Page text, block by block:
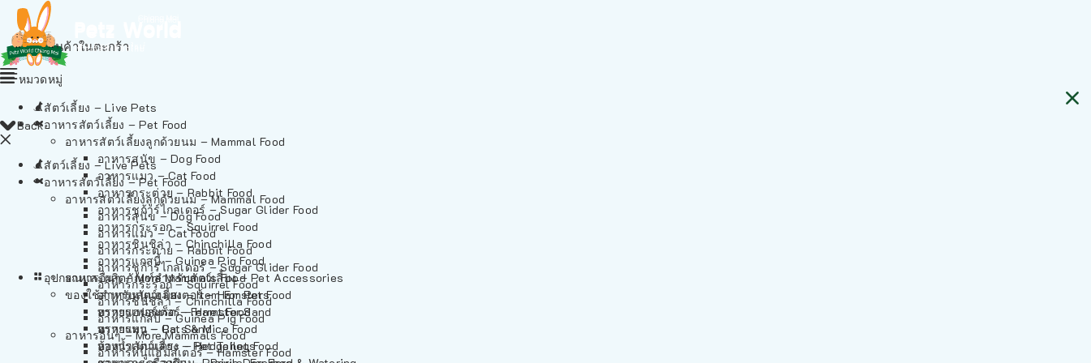
ไม่มีสินค้าในตะกร้า
Back
สัตว์เลี้ยง – Live Pets
อาหารสัตว์เลี้ยง – Pet Food
อาหารสัตว์เลี้ยงลูกด้วยนม – Mammal Food
อาหารสุนัข – Dog Food
อาหารแมว – Cat Food
อาหารกระต่าย – Rabbit Food
อาหารชูก้าร์ไกลเดอร์ – Sugar Glider Food
อาหารกระรอก – Squirrel Food
อาหารชินชิล่า – Chinchilla Food
อาหารแกสบี้ – Guinea Pig Food
อาหารอื่นๆ – More Mammals Food
อาหารหนูแฮมสเตอร์ – Hamster Food
หมวดหมู่
สัตว์เลี้ยง – Live Pets
อาหารสัตว์เลี้ยง – Pet Food
อาหารสัตว์เลี้ยงลูกด้วยนม – Mammal Food
อาหารสุนัข – Dog Food
อาหารแมว – Cat Food
อาหารกระต่าย – Rabbit Food
อาหารชูก้าร์ไกลเดอร์ – Sugar Glider Food
อาหารกระรอก – Squirrel Food
อาหารชินชิล่า – Chinchilla Food
อาหารแกสบี้ – Guinea Pig Food
อาหารอื่นๆ – More Mammals Food
อาหารหนูแฮมสเตอร์ – Hamster Food
อาหารเฟอร์เร็ต – Ferret Food
อาหารหนู – Rats & Mice Food
อาหารเม่นแคระ – Hedgehog Food
อุปกรณและผลิตภัณฑ์สำหรับสัตว์เลี้ยง – Pet Accessories
ของใช้สำหรับสัตว์เลี้ยง – Item For Pets
ทรายแฮมสเตอร์ – Hamster Sand
ทรายแมว – Cat Sand
ห้องน้ำสัตว์เลี้ยง – Pet Toilets